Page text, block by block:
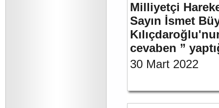
Milliyetçi
Sayın İsmet
cevaben ”
30 Mart 2022